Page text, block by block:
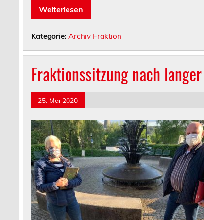
Weiterlesen
Kategorie:Archiv Fraktion
Fraktionssitzung nach
25. Mai 2020